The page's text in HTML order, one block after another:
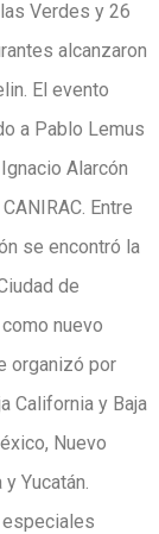
Verdes y 26
alcanzaron
El evento
a Pablo Lemus
Alarcón
Entre
se encontró la
de
nuevo
organizó por
California y Baja
Nuevo
Yucatán.
especiales